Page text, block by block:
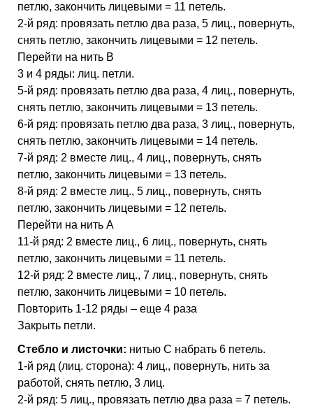
петлю, закончить лицевыми = 11 петель.
2-й ряд: провязать петлю два раза, 5 лиц., повернуть,
снять петлю, закончить лицевыми = 12 петель.
Перейти на нить В
3 и 4 ряды: лиц. петли.
5-й ряд: провязать петлю два раза, 4 лиц., повернуть,
снять петлю, закончить лицевыми = 13 петель.
6-й ряд: провязать петлю два раза, 3 лиц., повернуть,
снять петлю, закончить лицевыми = 14 петель.
7-й ряд: 2 вместе лиц., 4 лиц., повернуть, снять
петлю, закончить лицевыми = 13 петель.
8-й ряд: 2 вместе лиц., 5 лиц., повернуть, снять
петлю, закончить лицевыми = 12 петель.
Перейти на нить А
11-й ряд: 2 вместе лиц., 6 лиц., повернуть, снять
петлю, закончить лицевыми = 11 петель.
12-й ряд: 2 вместе лиц., 7 лиц., повернуть, снять
петлю, закончить лицевыми = 10 петель.
Повторить 1-12 ряды – еще 4 раза
Закрыть петли.
Стебло и листочки: нитью С набрать 6 петель.
1-й ряд (лиц. сторона): 4 лиц., повернуть, нить за
работой, снять петлю, 3 лиц.
2-й ряд: 5 лиц., провязать петлю два раза = 7 петель.